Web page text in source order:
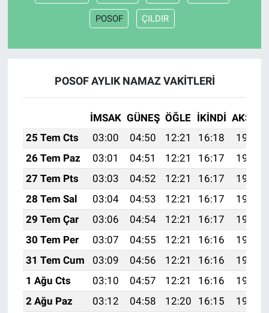
POSOF ÇILDIR
POSOF AYLIK NAMAZ VAKITLERI
İMSAK GÜNEŞ ÖĞLE İKINDI AKŞAM
25 Tem Cts
03:00 04:50 12:21 16:18
19:42
26 Tem Paz
03:01 04:51 12:21 16:17
19:41
27 Tem Pts
03:03 04:52 12:21 16:17
19:40
28 Tem Sal
03:04 04:53 12:21 16:17
19:39
29 Tem Çar
03:06 04:54 12:21 16:17
19:38
30 Tem Per
03:07 04:55 12:21 16:16
19:37
31 Tem Cum
03:09 04:56 12:21 16:16
19:36
1 Ağu Cts
03:10 04:57 12:21 16:16
19:34
2 Ağu Paz
03:12 04:58 12:20 16:15
19:33